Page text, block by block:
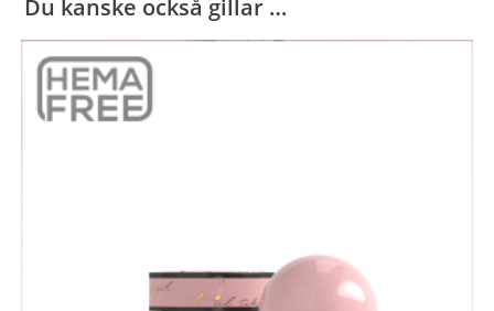
Du kanske också gillar …